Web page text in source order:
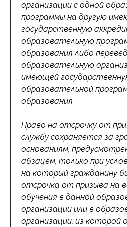
организации с одной
программы на другую
государственную
образовательную
образования либо
образовательную
имеющей
образовательной
образования.
Право на отсрочку от
службу сохраняется за
основаниям,
абзацем, только при
на который гражданину
отсрочка от призыва на
обучения в данной
организации или в
организации, из которой